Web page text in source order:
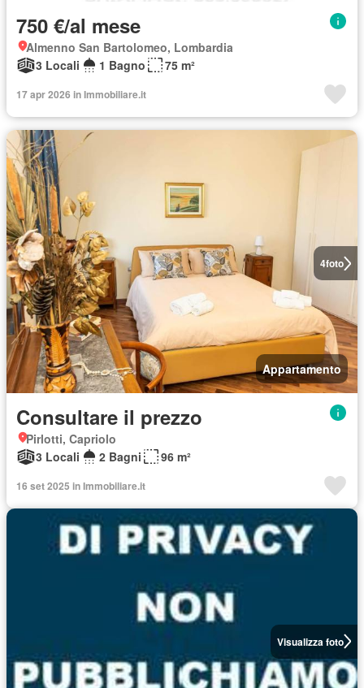
750 €/al mese
Almenno San Bartolomeo, Lombardia
3 Locali
1 Bagno 75 m²
17 apr 2026 in Immobiliare.it
4foto
Appartamento
Consultare il prezzo
Pirlotti, Capriolo
3 Locali
2 Bagni 96 m²
16 set 2025 in Immobiliare.it
Visualizza foto